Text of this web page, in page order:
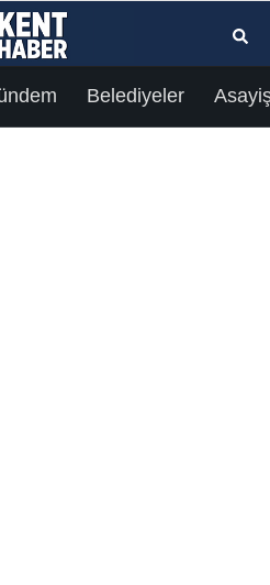
Belediyeler